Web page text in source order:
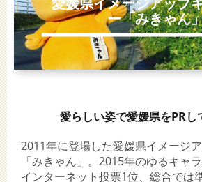
愛媛県イメージアップ
ー「みきゃん
愛らしい姿で愛媛県をPRし
2011年に登場した愛媛県イメージ
「みきゃん」。2015年のゆるキャ
インターネット投票1位、総合では